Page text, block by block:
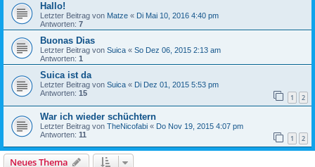
Hallo!
Letzter Beitrag von Matze « Di Mai 10, 2016 4:40 pm
Antworten: 7
Buonas Dias
Letzter Beitrag von Suica « So Dez 06, 2015 2:13 am
Antworten: 1
Suica ist da
Letzter Beitrag von Suica « Di Dez 01, 2015 5:53 pm
Antworten: 15 1 2
War ich wieder schüchtern
Letzter Beitrag von TheNicofabi « Do Nov 19, 2015 4:07 pm
Antworten: 11 1 2
Neues Thema